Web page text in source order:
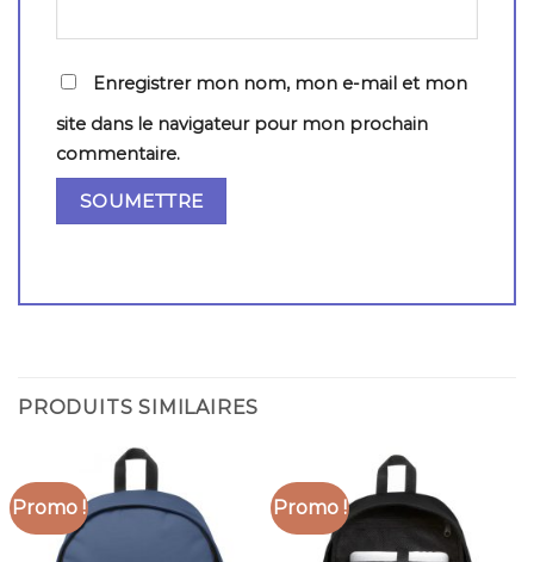
Enregistrer mon nom, mon e-mail et mon
site dans le navigateur pour mon prochain
commentaire.
PRODUITS SIMILAIRES
Promo ! Promo !